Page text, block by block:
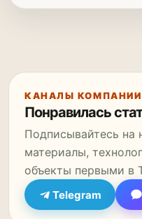
КАНАЛЫ КОМПАНИИ
Понравилась
Подписывайтесь
материалы,
объекты первыми в
Telegram